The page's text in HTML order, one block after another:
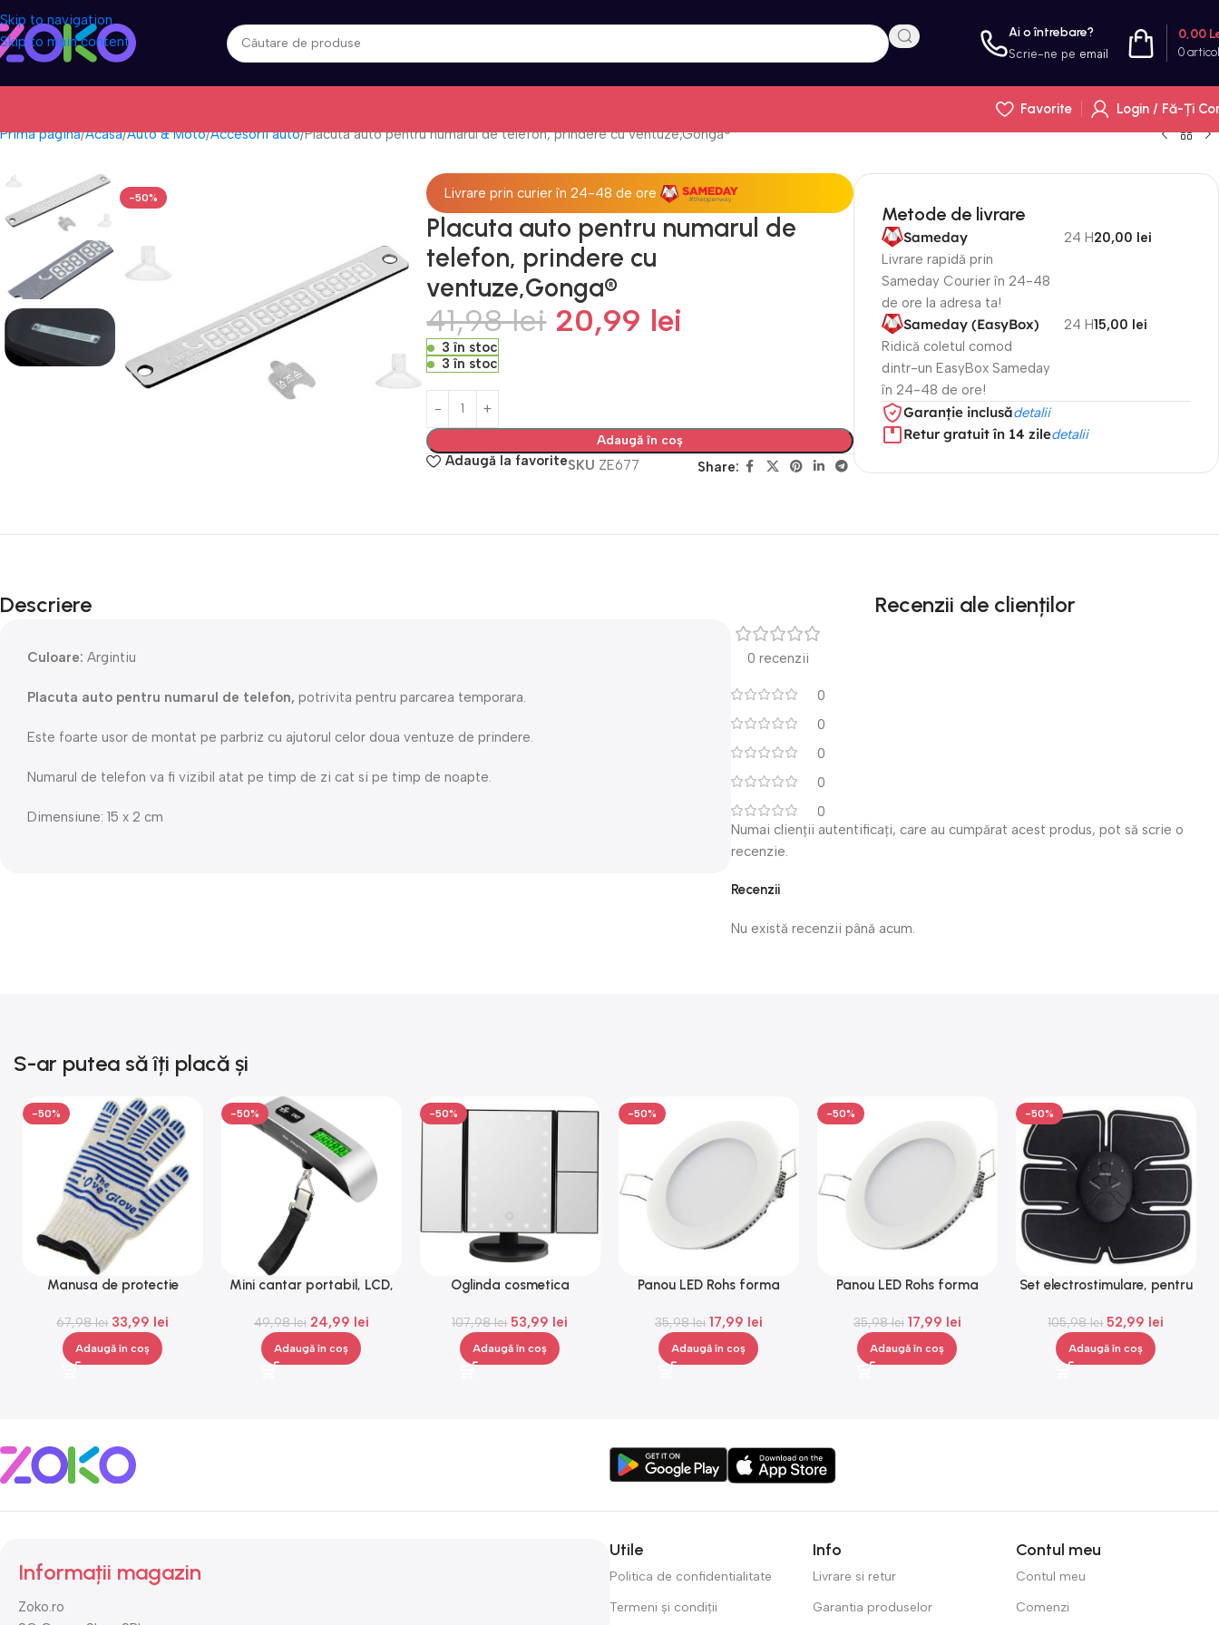
Skip to navigation
Skip to main content
Ai o întrebare?
Scrie-ne pe email 0
0,00
Favorite
Login / Fă-Ți
Prima pagină Acasa Auto & Moto Accesorii auto Placuta auto pentru numarul de telefon, prindere cu ventuze,Gonga®
-50% Livrare prin curier în 24-48 de ore
Placuta auto pentru numarul de
telefon, prindere cu
ventuze,Gonga®
41,98lei 20,99 lei
3 în stoc
3 în stoc
Adaugă în coș
Adaugă la favoriteSKU ZE677 Share:
Metode de livrare
Sameday
Livrare rapidă prin
Sameday Courier în 24-48
de ore la adresa ta!
24 H20,00 lei
Sameday (EasyBox)
Ridică coletul comod
dintr-un EasyBox Sameday
în 24-48 de ore!
24 H15,00 lei
Garanție inclusădetalii
Retur gratuit în 14 ziledetalii
Descriere
Culoare: Argintiu
Placuta auto pentru numarul de telefon, potrivita pentru parcarea temporara.
Este foarte usor de montat pe parbriz cu ajutorul celor doua ventuze de prindere.
Numarul de telefon va fi vizibil atat pe timp de zi cat si pe timp de noapte.
Dimensiune: 15 x 2 cm
Recenzii ale clienților
0 recenzii
0
0
0
0
0
Recenzii
Nu există recenzii până acum.
Numai clienții autentificați, care au cumpărat acest produs, pot să scrie o
recenzie.
S-ar putea să îți placă și
-50%
Manusa de protectie
67,98lei 33,99 lei
Adaugă în coș
-50%
Mini cantar portabil, LCD,
49,98lei 24,99 lei
Adaugă în coș
-50%
Oglinda cosmetica
senzor de atingere,Gonga®
107,98lei 53,99 lei
Adaugă în coș
-50%
Panou LED Rohs forma
3000 K
35,98lei 17,99 lei
Adaugă în coș
-50%
Panou LED Rohs forma
3000 K
35,98lei 17,99 lei
Adaugă în coș
-50%
Set electrostimulare, pentru
negru, Gonga®
105,98lei 52,99 lei
Adaugă în coș
Informații magazin
Zoko.ro
Utile
Politica de confidentialitate
Termeni și condiții
Info
Livrare si retur
Garantia produselor
Contul meu
Contul meu
Comenzi